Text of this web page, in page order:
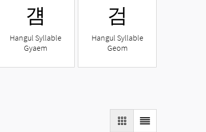
걤
Hangul Syllable
Gyaem
검
Hangul Syllable
Geom